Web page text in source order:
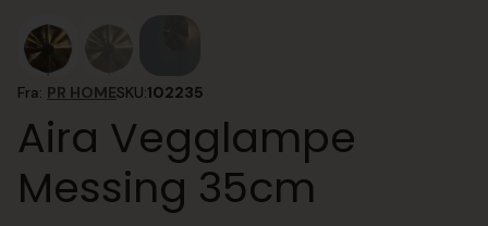
Fra: PR HOMESKU:102235
Aira Vegglampe
Messing 35cm